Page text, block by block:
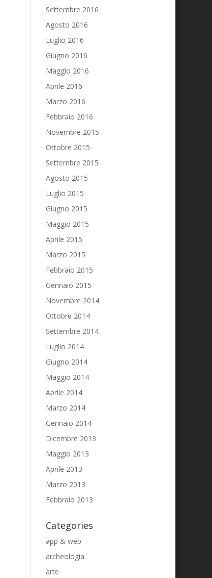
Settembre 2016
Agosto 2016
Luglio 2016
Giugno 2016
Maggio 2016
Aprile 2016
Marzo 2016
Febbraio 2016
Novembre 2015
Ottobre 2015
Settembre 2015
Agosto 2015
Luglio 2015
Giugno 2015
Maggio 2015
Aprile 2015
Marzo 2015
Febbraio 2015
Gennaio 2015
Novembre 2014
Ottobre 2014
Settembre 2014
Luglio 2014
Giugno 2014
Maggio 2014
Aprile 2014
Marzo 2014
Gennaio 2014
Dicembre 2013
Maggio 2013
Aprile 2013
Marzo 2013
Febbraio 2013
Categories
app & web
archeologia
arte